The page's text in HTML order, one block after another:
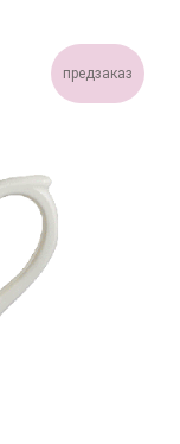
предзаказ